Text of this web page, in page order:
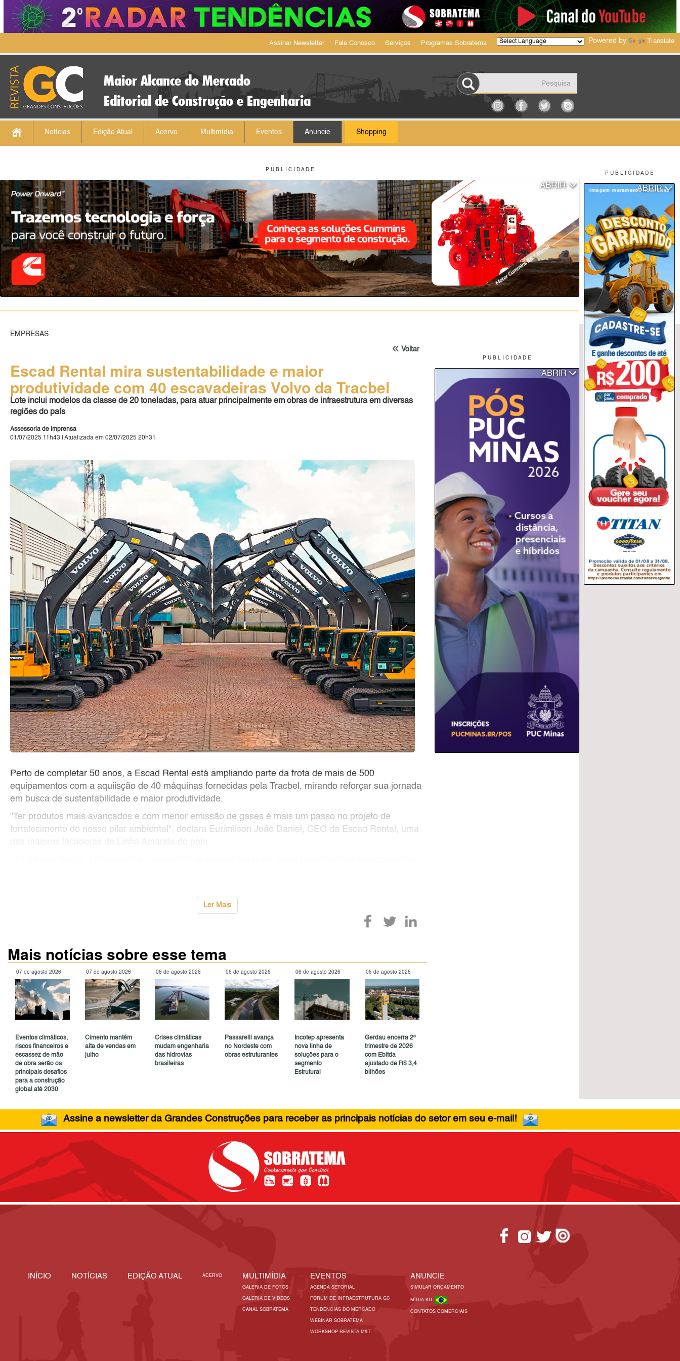
P U B L I C I D A D E
ABRIR
Assinar Newsletter Fale Conosco Serviços Programas Sobratema Powered by Translate
Maior Alcance do Mercado
Editorial de Construção e Engenharia
Notícias Edição Atual Acervo Multimídia Eventos Anuncie Shopping
P U B L I C I D A D E
ABRIR
EMPRESAS
Voltar
Escad Rental mira sustentabilidade e maior
produtividade com 40 escavadeiras Volvo da Tracbel
Lote inclui modelos da classe de 20 toneladas, para atuar principalmente em obras de infraestrutura em diversas
regiões do país
Assessoria de Imprensa
01/07/2025 11h43 | Atualizada em 02/07/2025 20h31
Perto de completar 50 anos, a Escad Rental está ampliando parte da frota de mais de 500
equipamentos com a aquiisção de 40 máquinas fornecidas pela Tracbel, mirando reforçar sua jornada
em busca de sustentabilidade e maior produtividade.
"Ter produtos mais avançados e com menor emissão de gases é mais um passo no projeto de
fortalecimento do nosso pilar ambiental", declara Eurimilson João Daniel, CEO da Escad Rental, uma
Ler Mais
P U B L I C I D A D E
ABRIR
Mais notícias sobre esse tema
07 de agosto 2026
Eventos climáticos,
riscos financeiros e
escassez de mão
de obra serão os
principais desafios
para a construção
global até 2030
07 de agosto 2026
Cimento mantém
alta de vendas em
julho
06 de agosto 2026
Crises climáticas
mudam engenharia
das hidrovias
brasileiras
06 de agosto 2026
Passarelli avança
no Nordeste com
obras estruturantes
06 de agosto 2026
Incotep apresenta
nova linha de
soluções para o
segmento
Estrutural
06 de agosto 2026
Gerdau encerra 2º
trimestre de 2026
com Ebitda
ajustado de R$ 3,4
bilhões
Assine a newsletter da Grandes Construções para receber as principais notícias do setor em seu e-mail!
INÍCIO NOTÍCIAS EDIÇÃO ATUAL ACERVO MULTIMÍDIA
GALERIA DE FOTOS
GALERIA DE VÍDEOS
CANAL SOBRATEMA
EVENTOS
AGENDA SETORIAL
FÓRUM DE INFRAESTRUTURA GC
TENDÊNCIAS DO MERCADO
WEBINAR SOBRATEMA
WORKSHOP REVISTA M&T
ANUNCIE
SIMULAR ORÇAMENTO
MÍDIA KIT
CONTATOS COMERCIAIS